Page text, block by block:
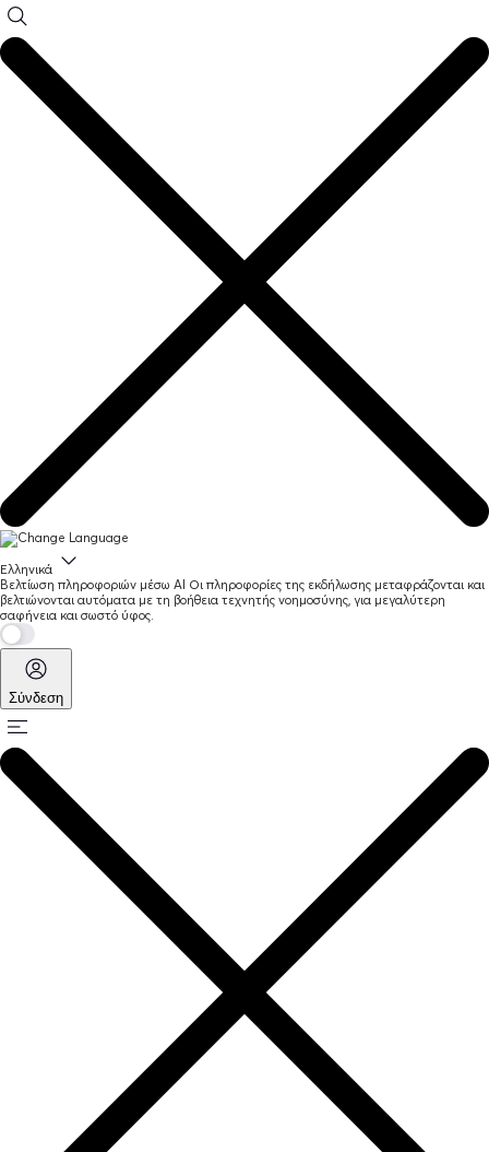
Ελληνικά
Βελτίωση πληροφοριών μέσω AI Οι πληροφορίες της εκδήλωσης μεταφράζονται και
βελτιώνονται αυτόματα με τη βοήθεια τεχνητής νοημοσύνης, για μεγαλύτερη
σαφήνεια και σωστό ύφος.
Σύνδεση